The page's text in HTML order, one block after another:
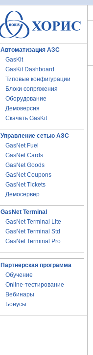
Автоматизация АЗС
GasKit
GasKit Dashboard
Типовые конфигурации
Блоки сопряжения
Оборудование
Демоверсия
Скачать GasKit
Управление сетью АЗС
GasNet Fuel
GasNet Cards
GasNet Goods
GasNet Coupons
GasNet Tickets
Демосервер
GasNet Terminal
GasNet Terminal Lite
GasNet Terminal Std
GasNet Terminal Pro
Партнерская программа
Обучение
Online-тестирование
Вебинары
Бонусы